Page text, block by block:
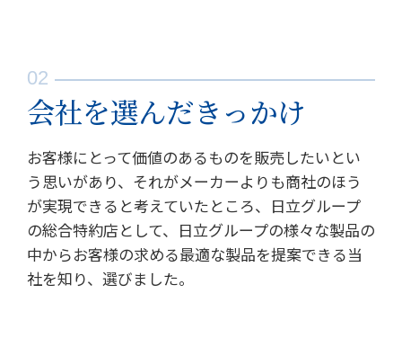
会社を選んだきっかけ
お客様にとって価値のあるものを販売したいとい
う思いがあり、それがメーカーよりも商社のほう
が実現できると考えていたところ、日立グループ
の総合特約店として、日立グループの様々な製品の
中からお客様の求める最適な製品を提案できる当
社を知り、選びました。